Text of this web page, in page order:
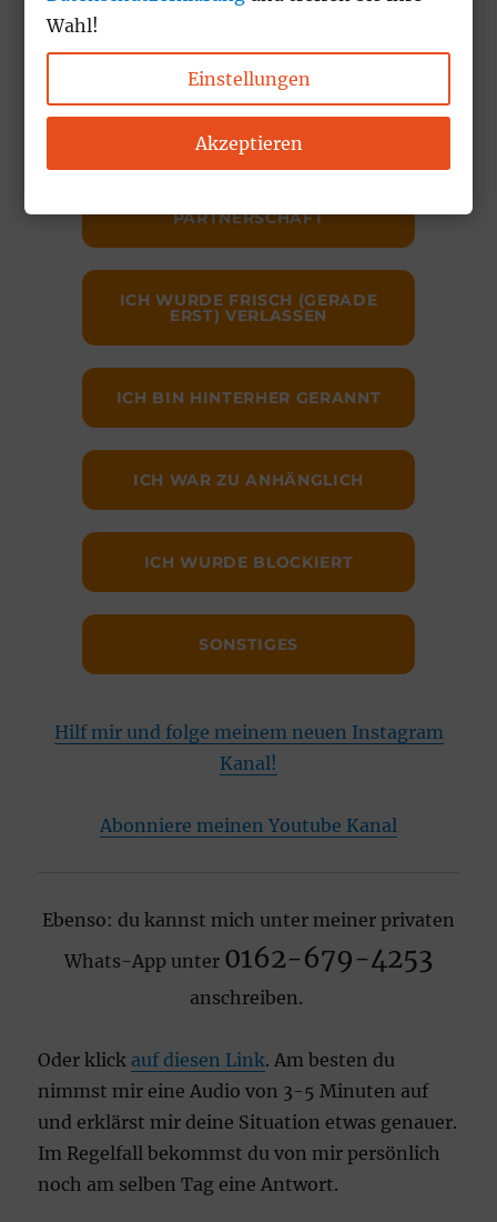
EX REAGIERT NICHT MEHR
PARTNERSCHAFT
ICH WURDE FRISCH (GERADE
ERST) VERLASSEN
ICH BIN HINTERHER GERANNT
ICH WAR ZU ANHÄNGLICH
ICH WURDE BLOCKIERT
SONSTIGES
Hilf mir und folge meinem neuen Instagram
Kanal!
Abonniere meinen Youtube Kanal
Ebenso: du kannst mich unter meiner privaten
Whats-App unter 0162-679-4253
anschreiben.
Oder klick auf diesen Link. Am besten du
nimmst mir eine Audio von 3-5 Minuten auf
und erklärst mir deine Situation etwas genauer.
Im Regelfall bekommst du von mir persönlich
noch am selben Tag eine Antwort.
Wahl!
Einstellungen
Akzeptieren